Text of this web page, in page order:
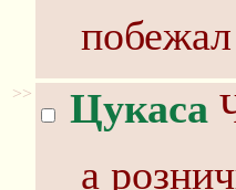
>> Цукаса
а